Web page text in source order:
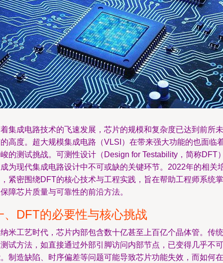
集成电路技术的飞速发展，芯片的规模和复杂度已达到前所未
高度。超大规模集成电路（VLSI）在带来强大功能的也面临
的测试挑战。可测性设计（Design for Testability，简称DFT
为现代集成电路设计中不可或缺的关键环节。2022年的相关
紧密围绕DFT的核心技术与工程实践，旨在帮助工程师系统掌
障芯片质量与可靠性的前沿方法。
、DFT的必要性与核心挑战
米工艺时代，芯片内部包含数十亿甚至上百亿个晶体管。传统
试方法，如直接通过外部引脚访问内部节点，已变得几乎不可
制造缺陷、时序偏差等问题可能导致芯片功能失效，而如何在